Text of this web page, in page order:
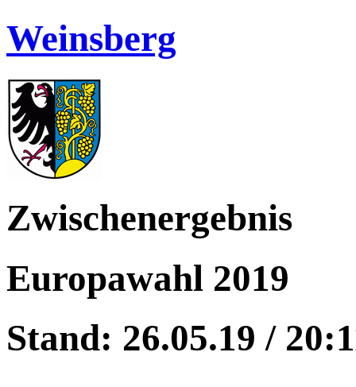
Weinsberg
Zwischenergebnis
Europawahl 2019
Stand: 26.05.19 /